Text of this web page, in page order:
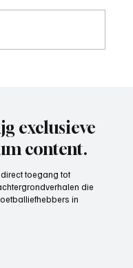
Wit Elst)
exclusieve
content.
toegang tot
die
in